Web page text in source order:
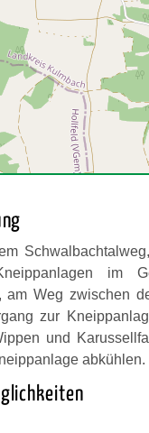
im
am Weg zwischen
zur
und
abkühlen.